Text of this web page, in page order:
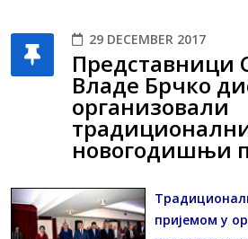
29 DECEMBER 2017
Представници
Владе Брчко
организовали
новогодишњи
пријемом у